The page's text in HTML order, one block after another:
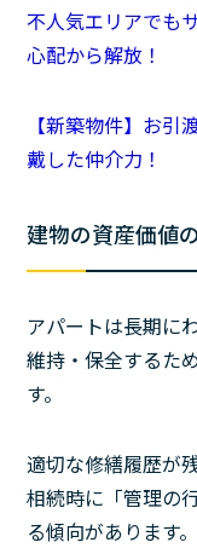
不人気エリアでも
心配から解放！
【新築物件】お
戴した仲介力！
建物の資産価値
アパートは長期に
維持・保全するた
す。
適切な修繕履歴が
相続時に「管理の
る傾向があります